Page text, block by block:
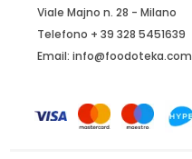
Viale Majno n. 28 - Milano
Telefono + 39 328 5451639
Email:info@foodoteka.com